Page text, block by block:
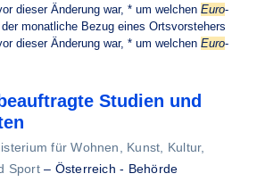
dieser Änderung war, * um welchen Euro-
monatliche Bezug eines Ortsvorstehers
dieser Änderung war, * um welchen Euro-
Studien und
für Wohnen, Kunst, Kultur,
Sport– Österreich - Behörde